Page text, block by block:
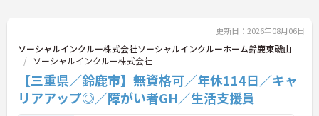
・広域支援員として複数のホームを巡るため、各ホ
ームのパートスタッフの教育やサポートにも携わる
ことができ、現場の介助業務にとどまらず、施設運
営や人材育成の視点を養うことで、将来のエリアマ
ネージャー候補としてのステップアップに直結しま
す。
更新日：2026年08月06日
ソーシャルインクルー株式会社ソーシャルインクルーホーム鈴鹿東磯山
ソーシャルインクルー株式会社
【三重県／鈴鹿市】無資格可／年休114日／キャ
リアアップ◎／障がい者GH／生活支援員